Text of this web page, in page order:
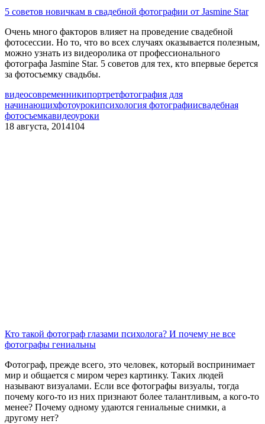
5 cоветов новичкам в свадебной фотографии от Jasmine Star
Очень много факторов влияет на проведение свадебной
фотосессии. Но то, что во всех случаях оказывается полезным,
можно узнать из видеоролика от профессионального
фотографа Jasmine Star. 5 советов для тех, кто впервые берется
за фотосъемку свадьбы.
видеосовременникипортретфотография для
начинающихфотоурокипсихология фотографиисвадебная
фотосъемкавидеоуроки
18 августа, 2014104
Кто такой фотограф глазами психолога? И почему не все
фотографы гениальны
Фотограф, прежде всего, это человек, который воспринимает
мир и общается с миром через картинку. Таких людей
называют визуалами. Если все фотографы визуалы, тогда
почему кого-то из них признают более талантливым, а кого-то
менее? Почему одному удаются гениальные снимки, а
другому нет?